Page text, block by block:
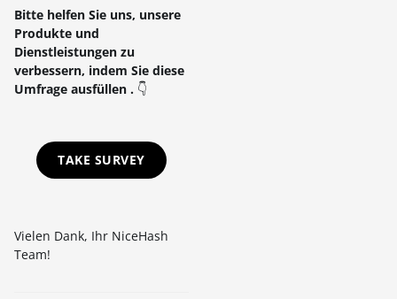
Bitte helfen Sie uns, unsere
Produkte und
Dienstleistungen zu
verbessern, indem Sie diese
Umfrage ausfüllen . 👇
TAKE SURVEY
Vielen Dank, Ihr NiceHash
Team!